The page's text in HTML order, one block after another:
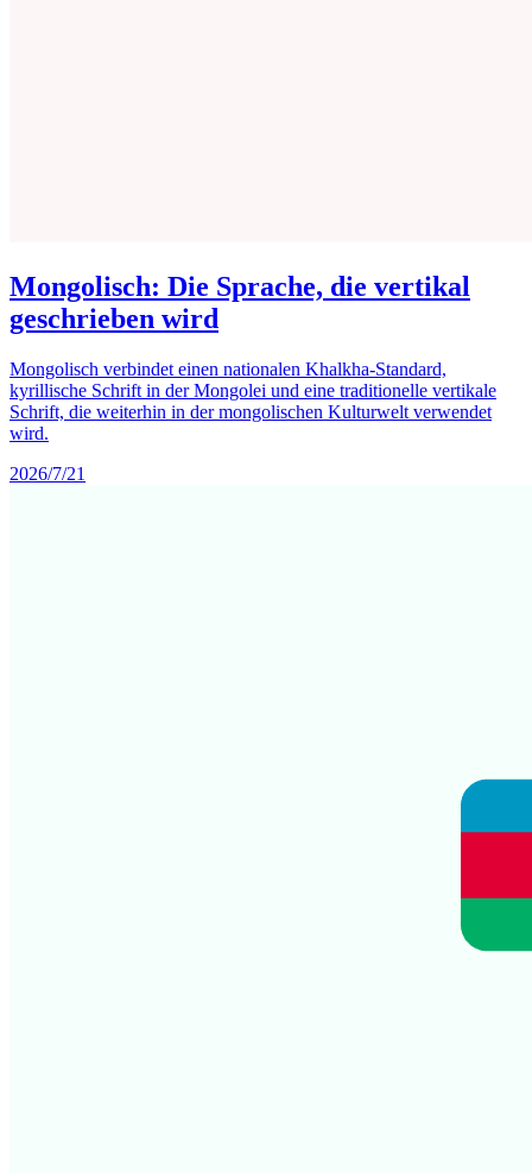
Mongolisch: Die Sprache, die vertikal
geschrieben wird
Mongolisch verbindet einen nationalen Khalkha-Standard,
kyrillische Schrift in der Mongolei und eine traditionelle vertikale
Schrift, die weiterhin in der mongolischen Kulturwelt verwendet
wird.
2026/7/21